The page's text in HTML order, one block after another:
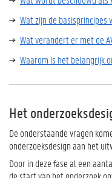
Wat zijn de basisprincipes
Wat verandert er met de
Waarom is het belangrijk
Het
De onderstaande vragen
onderzoeksdesign aan het
Door in deze fase al een